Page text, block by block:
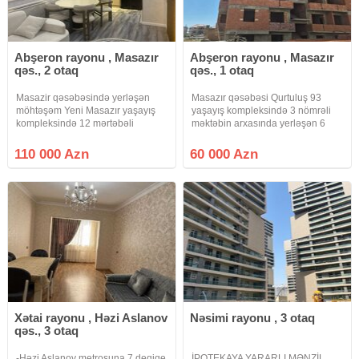
Abşeron rayonu , Masazır
qəs., 2 otaq
Masazir qəsəbəsində yerləşən
möhtəşəm Yeni Masazır yaşayış
kompleksində 12 mərtəbəli
55 kv.m.olan kupçalı, ipotekaya
yararlı, super təmirli, əşyalı, dosta,
110 000 Azn
Abşeron rayonu , Masazır
qəs., 1 otaq
Masazır qəsəbəsi Qurtuluş 93
yaşayış kompleksində 3 nömrəli
məktəbin arxasında yerləşən 6
mərtəbəsində sahəsi 51 kv.m olan
qanuni 1 otaqlı təmirsiz mənzil
60 000 Azn
Xətai rayonu , Həzi Aslanov
qəs., 3 otaq
Nəsimi rayonu , 3 otaq